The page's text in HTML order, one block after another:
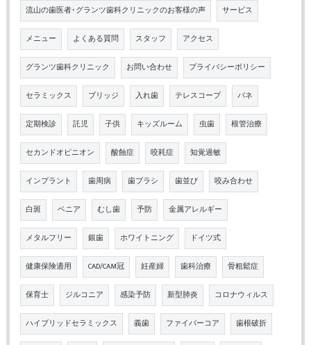
流山の歯医者･グランツ歯科クリニックのお客様の声 サービス
メニュー よくある質問 スタッフ アクセス
グランツ歯科クリニック お問い合わせ プライバシーポリシー
セラミックス ブリッジ 入れ歯 テレスコープ バネ
定期検診 託児 子供 キッズルーム 虫歯 根管治療
セカンドオピニオン 酸蝕症 咬耗症 知覚過敏
インプラント 歯周病 歯ブラシ 歯並び 咬み合わせ
白斑 ベニア むし歯 予防 金属アレルギー
メタルフリー 銀歯 ホワイトニング ドイツ式
健康保険適用 CAD/CAM冠 妊産婦 歯科治療 骨粗鬆症
保育士 ジルコニア 感染予防 新型肺炎 コロナウィルス
ハイブリッドセラミックス 義歯 ファイバーコア 歯根破折